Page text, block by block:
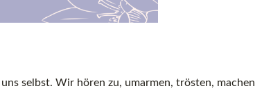
selbst. Wir hören zu, umarmen, trösten, machen